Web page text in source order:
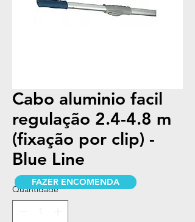
Cabo aluminio facil
regulação 2.4-4.8 m
(fixação por clip) -
Blue Line
Quantidade *
FAZER ENCOMENDA